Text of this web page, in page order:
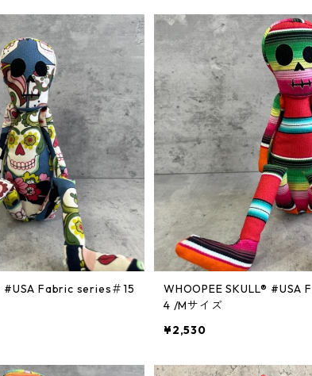
WHOOPEE SKULL® #USA Fabric series＃12
4 /Mサイズ
¥2,530